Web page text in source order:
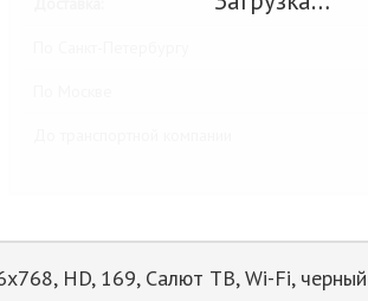
HD, 169, Салют ТВ, Wi-Fi, черный